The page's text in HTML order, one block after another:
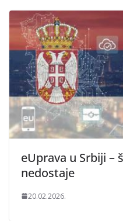
eUprava u Srbiji –
nedostaje
20.02.2026.